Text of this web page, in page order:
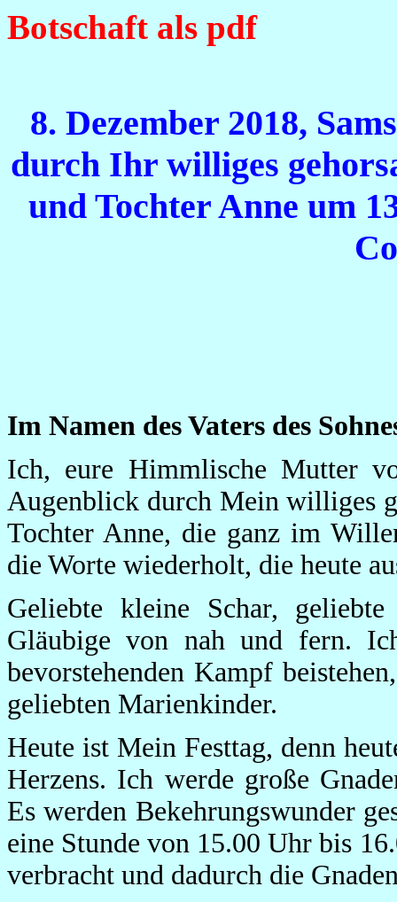
Botschaft als pdf
8. Dezember 2018,
durch Ihr williges
und Tochter Anne um
Im Namen des Vaters des
Ich, eure Himmlische Mutter
Augenblick durch Mein williges
Tochter Anne, die ganz im
die Worte wiederholt, die heute
Geliebte kleine Schar,
Gläubige von nah und fern.
bevorstehenden Kampf
geliebten Marienkinder.
Heute ist Mein Festtag, denn
Herzens. Ich werde große
Es werden Bekehrungswunder
eine Stunde von 15.00 Uhr bis
verbracht und dadurch die